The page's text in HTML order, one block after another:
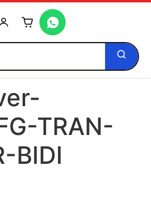
Tu carrito está vacío
TRAN-
BIDI